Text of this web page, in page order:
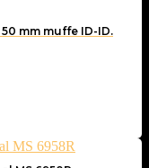
mm muffe ID-ID.